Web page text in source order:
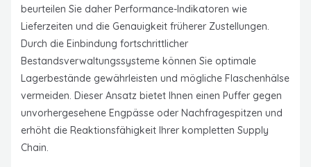
beurteilen Sie daher Performance-Indikatoren wie
Lieferzeiten und die Genauigkeit früherer Zustellungen.
Durch die Einbindung fortschrittlicher
Bestandsverwaltungssysteme können Sie optimale
Lagerbestände gewährleisten und mögliche Flaschenhälse
vermeiden. Dieser Ansatz bietet Ihnen einen Puffer gegen
unvorhergesehene Engpässe oder Nachfragespitzen und
erhöht die Reaktionsfähigkeit Ihrer kompletten Supply
Chain.